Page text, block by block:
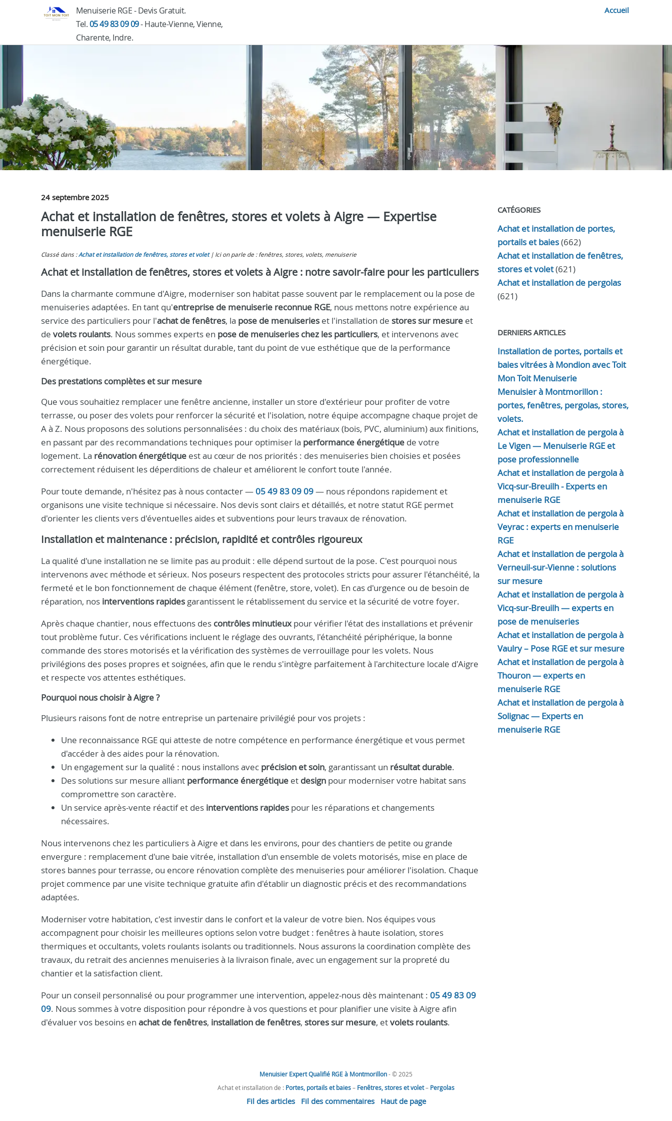
Menuiserie RGE - Devis Gratuit.
Tel.05 49 83 09 09- Haute-Vienne, Vienne,
Charente, Indre.
Accueil
24 septembre 2025
Achat et installation de fenêtres, stores et volets à Aigre — Expertise
menuiserie RGE
Classé dans :Achat et installation de fenêtres, stores et volet Ici on parle de : fenêtres, stores, volets, menuiserie
Achat et installation de fenêtres, stores et volets à Aigre : notre savoir-faire pour les particuliers
Dans la charmante commune d'Aigre, moderniser son habitat passe souvent par le remplacement ou la pose de
menuiseries adaptées. En tant qu'entreprise de menuiserie reconnue RGE, nous mettons notre expérience au
service des particuliers pour l'achat de fenêtres, la pose de menuiseries et l'installation de stores sur mesure et
de volets roulants. Nous sommes experts en pose de menuiseries chez les particuliers, et intervenons avec
précision et soin pour garantir un résultat durable, tant du point de vue esthétique que de la performance
énergétique.
Des prestations complètes et sur mesure
Que vous souhaitiez remplacer une fenêtre ancienne, installer un store d'extérieur pour profiter de votre
terrasse, ou poser des volets pour renforcer la sécurité et l'isolation, notre équipe accompagne chaque projet de
A à Z. Nous proposons des solutions personnalisées : du choix des matériaux (bois, PVC, aluminium) aux finitions,
en passant par des recommandations techniques pour optimiser la performance énergétique de votre
logement. La rénovation énergétique est au cœur de nos priorités : des menuiseries bien choisies et posées
correctement réduisent les déperditions de chaleur et améliorent le confort toute l'année.
Pour toute demande, n'hésitez pas à nous contacter —05 49 83 09 09— nous répondons rapidement et
organisons une visite technique si nécessaire. Nos devis sont clairs et détaillés, et notre statut RGE permet
d'orienter les clients vers d'éventuelles aides et subventions pour leurs travaux de rénovation.
Installation et maintenance : précision, rapidité et contrôles rigoureux
La qualité d'une installation ne se limite pas au produit : elle dépend surtout de la pose. C'est pourquoi nous
intervenons avec méthode et sérieux. Nos poseurs respectent des protocoles stricts pour assurer l'étanchéité, la
fermeté et le bon fonctionnement de chaque élément (fenêtre, store, volet). En cas d'urgence ou de besoin de
réparation, nos interventions rapides garantissent le rétablissement du service et la sécurité de votre foyer.
Après chaque chantier, nous effectuons des contrôles minutieuxpour vérifier l'état des installations et prévenir
tout problème futur. Ces vérifications incluent le réglage des ouvrants, l'étanchéité périphérique, la bonne
commande des stores motorisés et la vérification des systèmes de verrouillage pour les volets. Nous
privilégions des poses propres et soignées, afin que le rendu s'intègre parfaitement à l'architecture locale d'Aigre
et respecte vos attentes esthétiques.
Pourquoi nous choisir à Aigre ?
Plusieurs raisons font de notre entreprise un partenaire privilégié pour vos projets :
Une reconnaissance RGE qui atteste de notre compétence en performance énergétique et vous permet
d'accéder à des aides pour la rénovation.
Un engagement sur la qualité : nous installons avec précision et soin, garantissant un résultat durable.
Des solutions sur mesure alliant performance énergétique et design pour moderniser votre habitat sans
compromettre son caractère.
Un service après-vente réactif et des interventions rapides pour les réparations et changements
nécessaires.
Nous intervenons chez les particuliers à Aigre et dans les environs, pour des chantiers de petite ou grande
envergure : remplacement d'une baie vitrée, installation d'un ensemble de volets motorisés, mise en place de
stores bannes pour terrasse, ou encore rénovation complète des menuiseries pour améliorer l'isolation. Chaque
projet commence par une visite technique gratuite afin d'établir un diagnostic précis et des recommandations
adaptées.
Moderniser votre habitation, c'est investir dans le confort et la valeur de votre bien. Nos équipes vous
accompagnent pour choisir les meilleures options selon votre budget : fenêtres à haute isolation, stores
thermiques et occultants, volets roulants isolants ou traditionnels. Nous assurons la coordination complète des
travaux, du retrait des anciennes menuiseries à la livraison finale, avec un engagement sur la propreté du
chantier et la satisfaction client.
Pour un conseil personnalisé ou pour programmer une intervention, appelez-nous dès maintenant : 05 49 83 09
09. Nous sommes à votre disposition pour répondre à vos questions et pour planifier une visite à Aigre afin
d'évaluer vos besoins en achat de fenêtres, installation de fenêtres, stores sur mesure, etvolets roulants.
CATÉGORIES
Achat et installation de portes,
portails et baies(662)
Achat et installation de fenêtres,
stores et volet(621)
Achat et installation de pergolas
(621)
DERNIERS ARTICLES
Installation de portes, portails et
baies vitrées à Mondion avec Toit
Mon Toit Menuiserie
Menuisier à Montmorillon :
portes, fenêtres, pergolas, stores,
volets.
Achat et installation de pergola à
Le Vigen — Menuiserie RGE et
pose professionnelle
Achat et installation de pergola à
Vicq-sur-Breuilh - Experts en
menuiserie RGE
Achat et installation de pergola à
Veyrac : experts en menuiserie
RGE
Achat et installation de pergola à
Verneuil-sur-Vienne : solutions
sur mesure
Achat et installation de pergola à
Vicq-sur-Breuilh — experts en
pose de menuiseries
Achat et installation de pergola à
Vaulry – Pose RGE et sur mesure
Achat et installation de pergola à
Thouron — experts en
menuiserie RGE
Achat et installation de pergola à
Solignac — Experts en
menuiserie RGE
Menuisier Expert Qualifié RGE à Montmorillon- © 2025
Achat et installation de : Portes, portails et baies– Fenêtres, stores et volet– Pergolas
Fil des articles Fil des commentaires Haut de page